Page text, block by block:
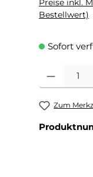
Preise inkl.
Bestellwert)
Sofort
Zum